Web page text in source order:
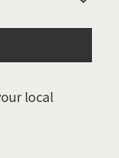
local